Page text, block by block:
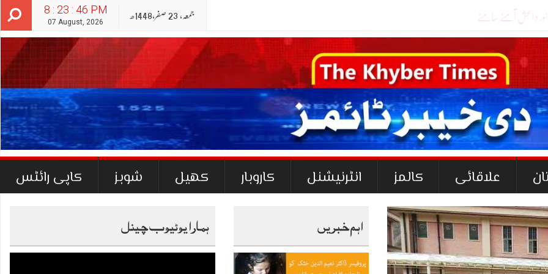
8 : 23 : 47 PM
07 August, 2026
جمعہ‬‮, 23 صفر‬,1448ھ _
علاقائی کالمز انٹرنیشنل کاروبار کھیل شوبز کاپی رائٹس
اہم خبریں ہمارا یوٹیوب چینل